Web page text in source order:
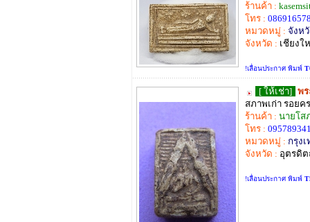
ร้านค้า :
โทร :
หมวดหมู่ : จังห
จังหวัด : เชียงใ
!เลื่อนประกาศ พิมพ์
[ ให้เช่า] พ
สภาพเก่า รอยค
ร้านค้า : นายโ
โทร :
หมวดหมู่ : กรุง
จังหวัด : อุตรดิ
!เลื่อนประกาศ พิมพ์